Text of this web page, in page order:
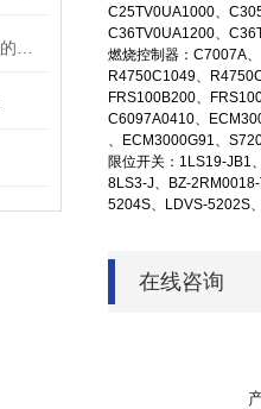
C25TV0UA1000、
C36TV0UA1200、
燃烧控制器：C7007A
R4750C1049、
FRS100B200、
C6097A0410、
、ECM3000G91、
限位开关：1LS19-JB1
8LS3-J、BZ-
5204S、LDVS-5202S
在线咨询